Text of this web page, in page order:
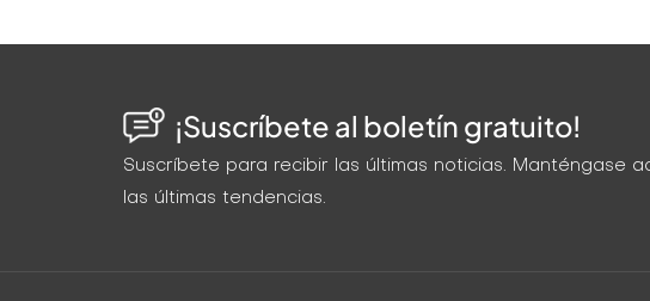
¡Suscríbete al boletín gratuito!
Suscríbete para recibir las últimas noticias. Manténgase
las últimas tendencias.